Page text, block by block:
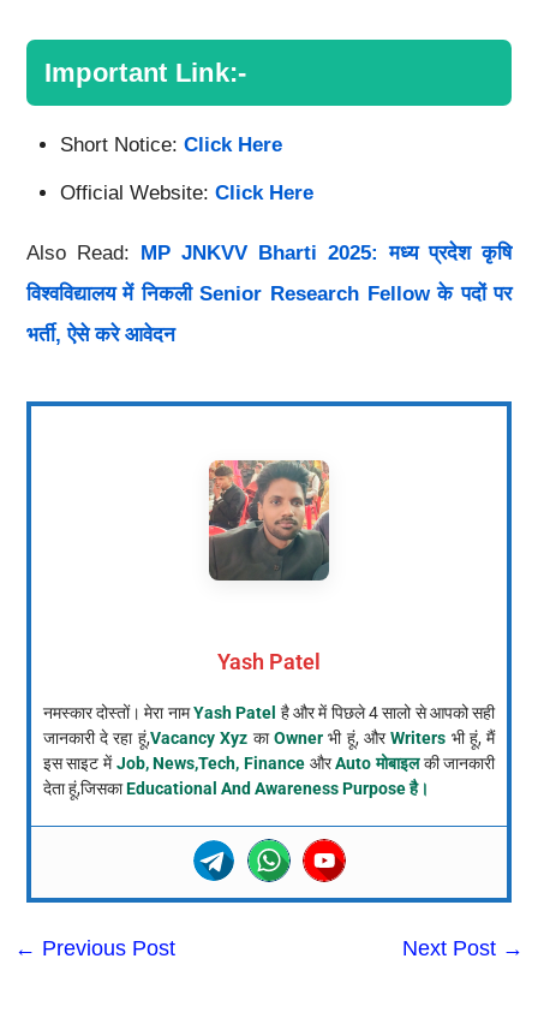
Important Link:-
Short Notice: Click Here
Official Website: Click Here
Also Read: MP JNKVV Bharti 2025: मध्य प्रदेश कृषि
विश्वविद्यालय में निकली Senior Research Fellow के पदों पर
भर्ती, ऐसे करे आवेदन
Yash Patel
नमस्कार दोस्तों। मेरा नामYash Patel है और में पिछले 4 सालो से आपको सही
जानकारी दे रहा हूं,Vacancy Xyz काOwnerभी हूं, औरWriters भी हूं, मैं
इस साइट मेंJob, News,Tech, Finance औरAuto मोबाइलकी जानकारी
देता हूं,जिसकाEducational And Awareness Purpose है।
← Previous Post Next Post →